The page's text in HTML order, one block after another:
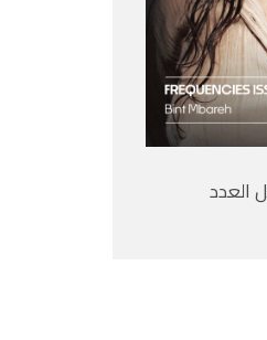
العدد